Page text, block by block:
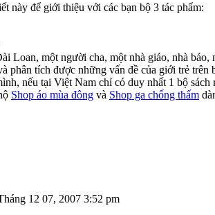
này để giới thiệu với các bạn bộ 3 tác phẩm:
Loan, một người cha, một nhà giáo, nhà
phân tích được những vấn đề của giới trẻ trên
nếu tại Việt Nam chỉ có duy nhất 1 bộ
Shop áo mùa đông và Shop ga chống thấm
12 07, 2007 3:52 pm